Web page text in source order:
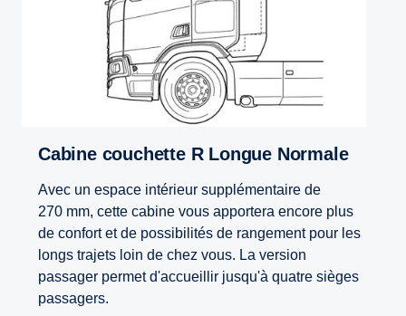
Cabine couchette R Longue Normale
Avec un espace intérieur supplémentaire de
270 mm, cette cabine vous apportera encore plus
de confort et de possibilités de rangement pour les
longs trajets loin de chez vous. La version
passager permet d'accueillir jusqu'à quatre sièges
passagers.